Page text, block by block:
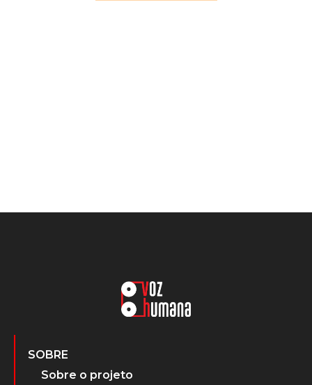
SOBRE
Sobre o projeto